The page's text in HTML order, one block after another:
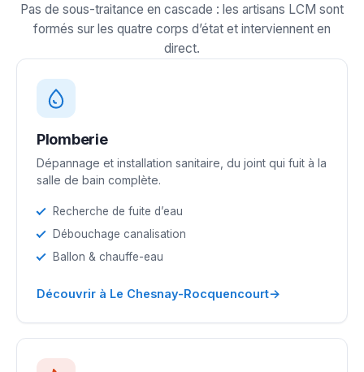
Pas de sous-traitance en cascade : les artisans LCM sont
formés sur les quatre corps d’état et interviennent en
direct.
Plomberie
Dépannage et installation sanitaire, du joint qui fuit à la
salle de bain complète.
Recherche de fuite d’eau
Débouchage canalisation
Ballon & chauffe-eau
Découvrir à Le Chesnay-Rocquencourt→